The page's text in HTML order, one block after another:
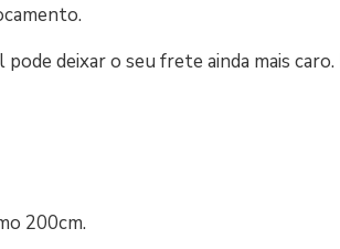
deixar o seu frete ainda mais
200cm.